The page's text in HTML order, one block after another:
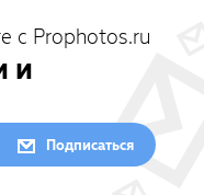
с Prophotos.ru
и
Подписаться